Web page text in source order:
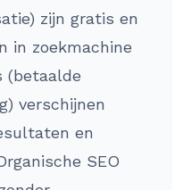
zijn gratis en
in zoekmachine
(betaalde
verschijnen
en
SEO